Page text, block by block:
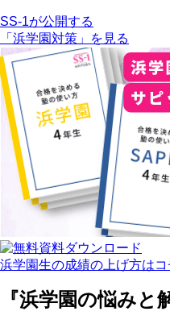
SS-1が公開する
「浜学園対策」を見る
浜学園生の成績の上げ方はコ
『浜学園の悩みと